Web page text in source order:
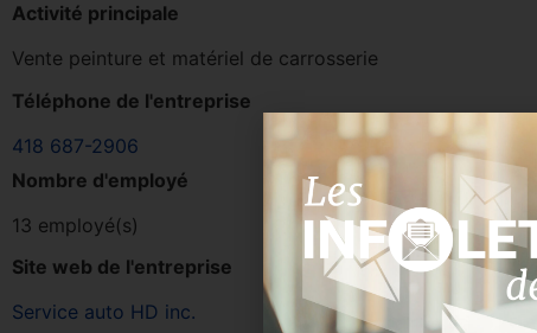
Activité principale
Vente peinture et matériel de carrosserie
Téléphone de l'entreprise
418 687-2906
Nombre d'employé
13 employé(s)
Site web de l'entreprise
Service auto HD inc.